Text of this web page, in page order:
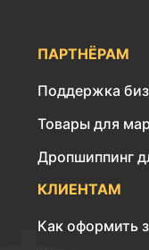
ПАРТНЁРАМ
Поддержка
Товары для
Дропшиппинг
КЛИЕНТАМ
Как оформить